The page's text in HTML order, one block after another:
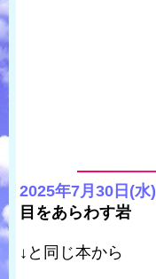
2025年7月30日(水)
目をあらわす岩
↓と同じ本から